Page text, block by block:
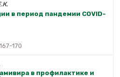
в период пандемии COVID-
167-170
в профилактике и